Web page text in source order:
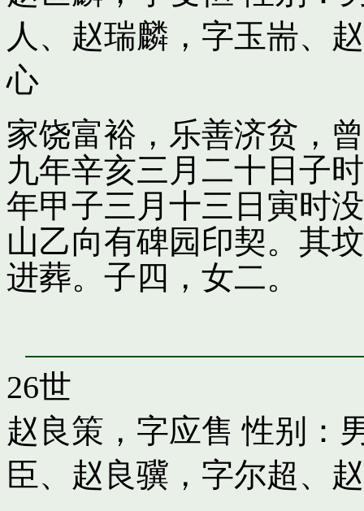
人 、 赵瑞麟，字玉耑、
心
家饶富裕，乐善济贫，
九年辛亥三月二十日子
年甲子三月十三日寅时
山乙向有碑园印契。其
进葬。子四，女二。
26世
赵良策，字应售 性别：
臣、 赵良骥，字尔超 、